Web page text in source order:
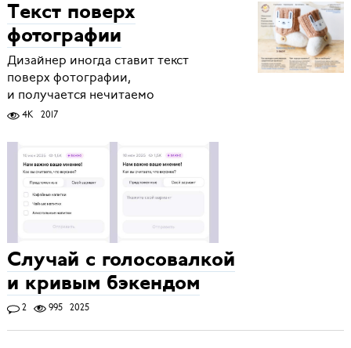
Текст поверх
фотографии
Дизайнер иногда ставит текст
поверх фотографии,
и получается нечитаемо
4K 2017
Случай с голосовалкой
и кривым бэкендом
2 995 2025